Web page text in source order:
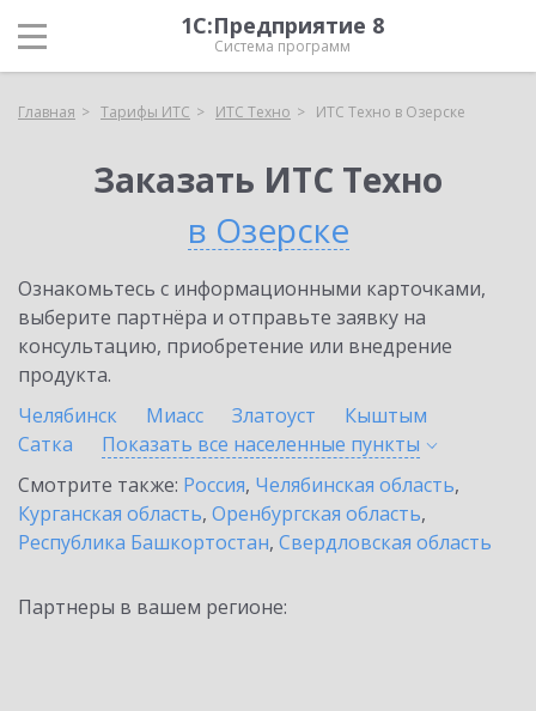
1С:Предприятие 8
Система программ
Главная Тарифы ИТС ИТС Техно ИТС Техно в Озерске
Заказать ИТС Техно
в Озерске
Ознакомьтесь с информационными карточками,
выберите партнёра и отправьте заявку на
консультацию, приобретение или внедрение
продукта.
Челябинск
Миасс Златоуст
Кыштым
Сатка
Показать все населенные пункты
Смотрите также: Россия, Челябинская область,
Курганская область, Оренбургская область,
Республика Башкортостан, Свердловская область
Партнеры в вашем регионе: